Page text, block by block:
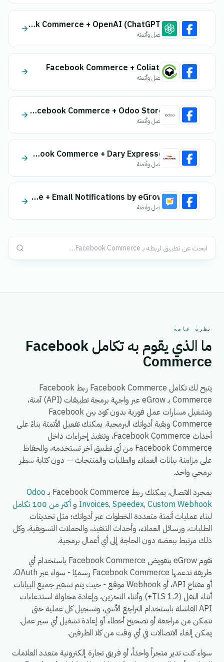
Facebook Commerce + OpenAI (ChatGPT)
اتصل وأتمتة
Facebook Commerce + Coliaty
اتصل وأتمتة
Facebook Commerce + Odoo Store
اتصل وأتمتة
Facebook Commerce + Dary Expresse
اتصل وأتمتة
Facebook Commerce + Email Notifications by eGrow
اتصل وأتمتة
نظرة عامة
ما الذي يقوم به تكامل Facebook
Commerce
يتيح لك تكامل Facebook Commerce ربط Facebook
Commerce بـ eGrow عبر واجهة برمجة تطبيقات (API) آمنة،
وتشغيل مسارات عمل فورية بدون كود بين Facebook
Commerce وبقية أدواتك البرمجية. يمكنك تفعيل الأتمتة بناءً على
أحداث Facebook Commerce، وتنفيذ إجراءات داخل
Facebook Commerce من أي تطبيق آخر تستخدمه، والحفاظ
على مزامنة بيانات العملاء والطلبات والمنتجات — دون كتابة سطر
برمجي واحد.
بمجرد الاتصال، يمكنك ربط Facebook Commerce بـ
Odoo
Invoices, Speedex, Custom Webhook و أكثر من 100 تكامل
لبناء عمليات أتمتة متعددة الخطوات عبر أدواتك؛ مثل تحديثات
الطلبات، ورسائل العملاء، وأحداث التنفيذ، والحملات التسويقية، وكل
ذلك مرتبط ببعضه دون الحاجة إلى أي أعمال برمجية.
تقوم eGrow بتفويض Facebook Commerce باستخدام أي
طريقة تدعمها Facebook Commerce رسميًا - سواء عبر OAuth،
أو مفتاح API، أو Webhook موقع - حيث يتم تشفير جميع البيانات
أثناء النقل (TLS 1.2+) وأثناء التخزين، وإعادة محاولة استدعاءات
API الفاشلة باستخدام التراجع الأسي، وتسجيل كل عملية حتى
تتمكن من مراجعة أو تصحيح أخطاء أو إعادة تشغيل أي سير عمل.
يمكن إلغاء الاتصالات في أي وقت من كلا الطرفين.
سواء كنت تدير متجراً واحداً، أو فريق تجارة إلكترونية متعدد العلامات